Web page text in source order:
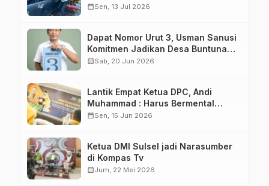
Kecelakaan
calendar_monthSen, 13 Jul 2026
Dapat Nomor Urut 3, Usman Sanusi
Komitmen Jadikan Desa Buntuna
Jauh lebih Baik
calendar_monthSab, 20 Jun 2026
Lantik Empat Ketua DPC, Andi
Muhammad : Harus Bermental
Pejuang
calendar_monthSen, 15 Jun 2026
Ketua DMI Sulsel jadi Narasumber
di Kompas Tv
calendar_monthJum, 22 Mei 2026